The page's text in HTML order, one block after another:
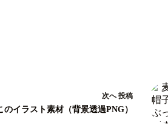
次へ投稿
イラスト素材（背景透過PNG）